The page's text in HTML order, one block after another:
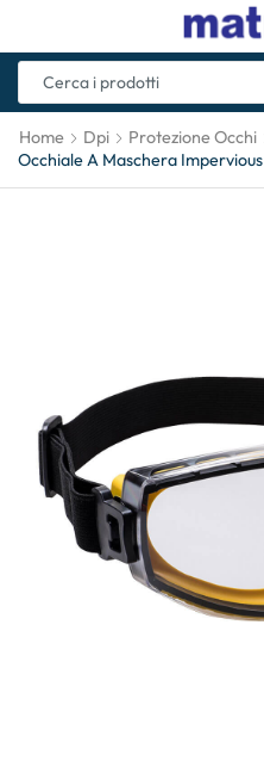
Home Dpi Protezione Occhi
Occhiale A Maschera Impervious